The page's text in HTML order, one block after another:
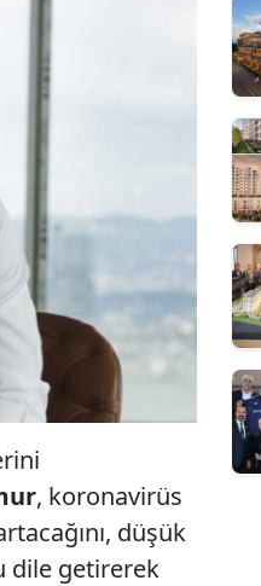
, koronavirüs
düşük
dile getirerek